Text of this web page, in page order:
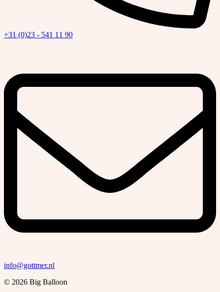
+31 (0)23 - 541 11 90
info@gottmer.nl
© 2026 Big Balloon